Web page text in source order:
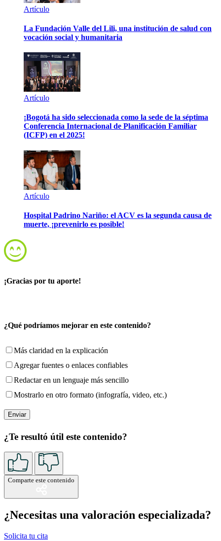
Artículo
La Fundación Valle del Lili, una institución de salud con
vocación social y humanitaria
Artículo
¡Bogotá ha sido seleccionada como la sede de la séptima
Conferencia Internacional de Planificación Familiar
(ICFP) en el 2025!
Artículo
Hospital Padrino Nariño: el ACV es la segunda causa de
muerte, ¡prevenirlo es posible!
¡Gracias por tu aporte!
¿Qué podríamos mejorar en este contenido?
Más claridad en la explicación
Agregar fuentes o enlaces confiables
Redactar en un lenguaje más sencillo
Mostrarlo en otro formato (infografía, video, etc.)
¿Te resultó útil este contenido?
Comparte este contenido
¿Necesitas una valoración especializada?
Solicita tu cita